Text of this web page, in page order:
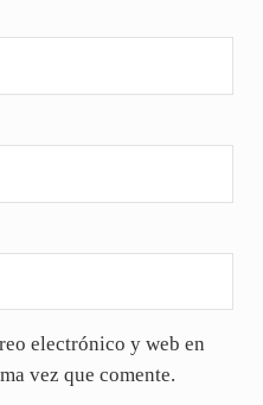
electrónico y web en
vez que comente.